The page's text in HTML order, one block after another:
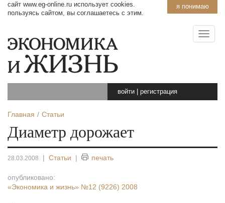
я понимаю
сайт www.eg-online.ru использует cookies.
пользуясь сайтом, вы соглашаетесь с этим.
войти регистрация
Главная Статьи
Диаметр дорожает
28.03.2008 | Статьи | печать
опубликовано:
«Экономика и жизнь» №12 (9226) 2008